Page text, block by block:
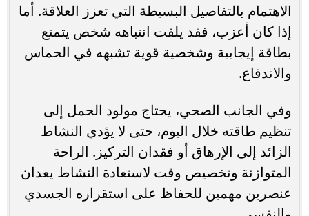
الاهتمام بالتفاصيل البسيطة التي تعزز العلاقة. أما
إذا كان أعزب، فقد يلفت انتباهه شخص يتمتع
بطاقة إيجابية وشخصية قوية تشبهه في الحماس
والاندفاع.
وفي الجانب الصحي، يحتاج مولود الحمل إلى
تنظيم طاقته خلال اليوم، حتى لا يؤدي النشاط
الزائد إلى الإرهاق أو فقدان التركيز. الراحة
المتوازنة وتخصيص وقت لاستعادة النشاط يعدان
عنصرين مهمين للحفاظ على استقراره الجسدي